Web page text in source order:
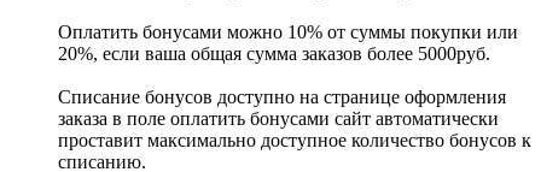
Оплатить бонусами можно 10% от суммы покупки или
20%, если ваша общая сумма заказов более 5000руб.
Списание бонусов доступно на странице оформления
заказа в поле оплатить бонусами сайт автоматически
проставит максимально доступное количество бонусов к
списанию.